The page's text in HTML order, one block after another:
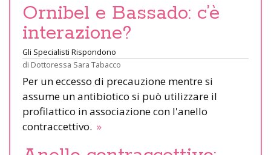
Ornibel e Bassado: c’è
interazione?
Gli Specialisti Rispondono
di Dottoressa Sara Tabacco
Per un eccesso di precauzione mentre si
assume un antibiotico si può utilizzare il
profilattico in associazione con l'anello
contraccettivo. »